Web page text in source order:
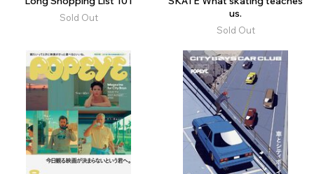
Sold Out
us.
Sold Out